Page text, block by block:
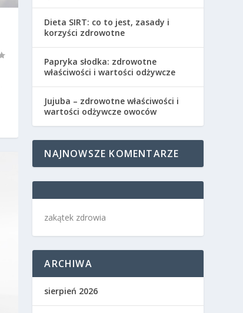
Dieta SIRT: co to jest, zasady i
korzyści zdrowotne
Papryka słodka: zdrowotne
właściwości i wartości odżywcze
Jujuba – zdrowotne właściwości i
wartości odżywcze owoców
NAJNOWSZE KOMENTARZE
zakątek zdrowia
ARCHIWA
sierpień 2026